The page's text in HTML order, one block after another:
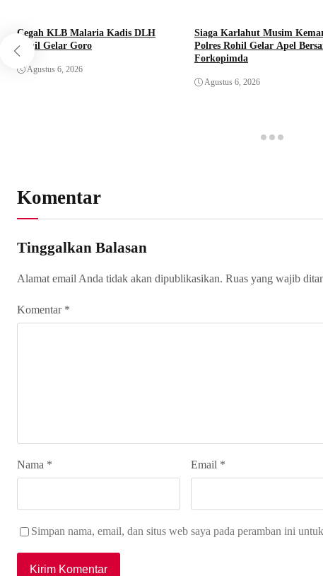
Cegah KLB Malaria Kadis DLH
Rohil Gelar Goro
Agustus 6, 2026
Siaga Karlahut Musim
Polres Rohil Gelar Apel
Forkopimda
Agustus 6, 2026
Komentar
Tinggalkan Balasan
Alamat email Anda tidak akan dipublikasikan. Ruas yang wajib
Komentar *
Nama * Email *
Simpan nama, email, dan situs web saya pada peramban ini